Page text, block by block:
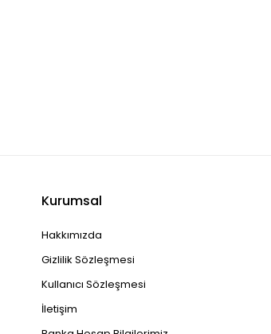
Kurumsal
Hakkımızda
Gizlilik Sözleşmesi
Kullanıcı Sözleşmesi
İletişim